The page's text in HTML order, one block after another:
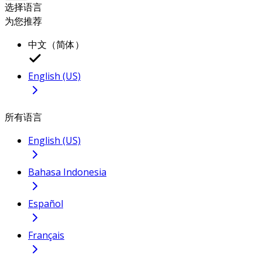
选择语言
为您推荐
中文（简体）
English (US)
所有语言
English (US)
Bahasa Indonesia
Español
Français